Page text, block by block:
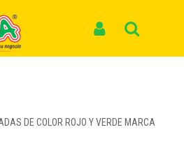
SANDIA *80gr
*80gr
DE COLOR ROJO Y VERDE MARCA